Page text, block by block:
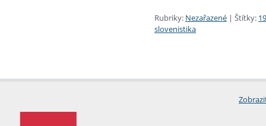
Rubriky: Nezařazené | Štítky:
slovenistika